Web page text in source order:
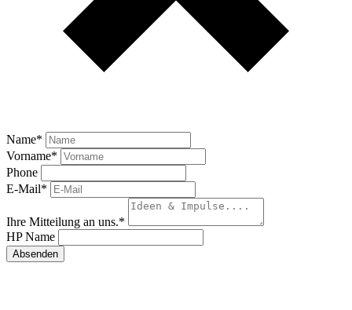
Name*
Vorname*
Phone
E-Mail*
Ihre Mitteilung an uns.*
HP Name
Absenden